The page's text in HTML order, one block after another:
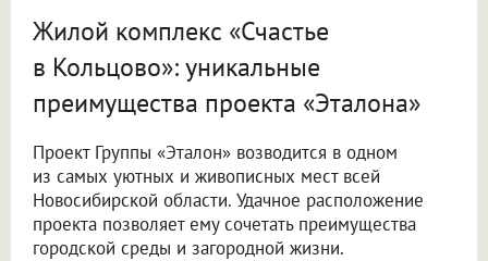
Жилой комплекс «Счастье
в Кольцово»: уникальные
преимущества проекта «Эталона»
Проект Группы «Эталон» возводится в одном
из самых уютных и живописных мест всей
Новосибирской области. Удачное расположение
проекта позволяет ему сочетать преимущества
городской среды и загородной жизни.